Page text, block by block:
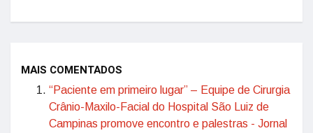
MAIS COMENTADOS
“Paciente em primeiro lugar” – Equipe de Cirurgia
Crânio-Maxilo-Facial do Hospital São Luiz de
Campinas promove encontro e palestras - Jornal